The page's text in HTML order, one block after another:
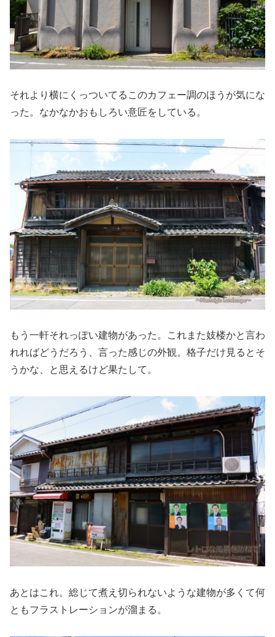
それより横にくっついてるこのカフェー調のほうが気にな
った。なかなかおもしろい意匠をしている。
もう一軒それっぽい建物があった。これまた妓楼かと言わ
れればどうだろう、言った感じの外観。格子だけ見るとそ
うかな、と思えるけど果たして。
あとはこれ。総じて煮え切られないような建物が多くて何
ともフラストレーションが溜まる。